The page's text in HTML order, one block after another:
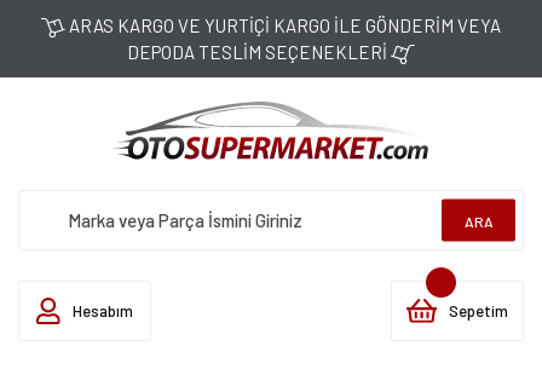
ARAS KARGO VE YURTİÇİ KARGO İLE GÖNDERİM VEYA
DEPODA TESLİM SEÇENEKLERİ
ARA
Hesabım Sepetim